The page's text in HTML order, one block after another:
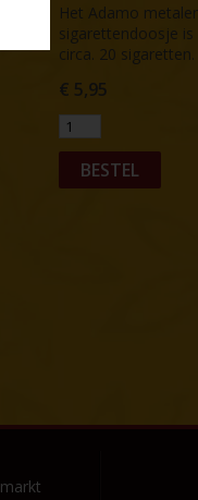
Het Adamo
sigarettendoosje
circa. 20 sigaretten.
€ 5,95
BESTEL